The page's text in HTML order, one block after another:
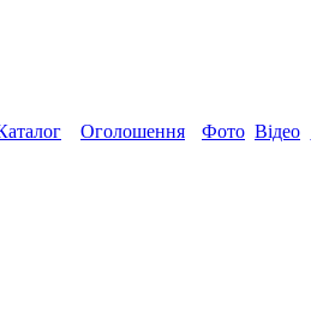
Оголошення Фото Відео